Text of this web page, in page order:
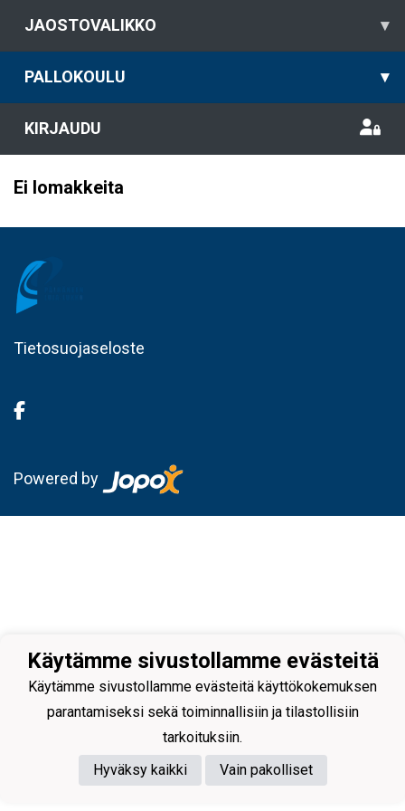
JAOSTOVALIKKO ▾
PALLOKOULU ▾
KIRJAUDU
Ei lomakkeita
Tietosuojaseloste
Powered by
Käytämme sivustollamme evästeitä
Käytämme sivustollamme evästeitä käyttökokemuksen
parantamiseksi sekä toiminnallisiin ja tilastollisiin
tarkoituksiin.
Hyväksy kaikki
Vain pakolliset